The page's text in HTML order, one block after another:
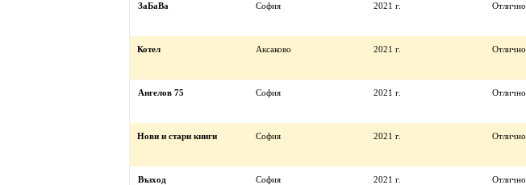
ЗаБаВа София 2021 г. Отлично
Котел Аксаково 2021 г. Отлично
Ангелов 75 София 2021 г. Отлично
Нови и стари книги София 2021 г. Отлично
Възход София 2021 г. Отлично